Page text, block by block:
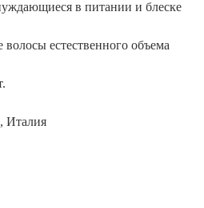
в питании и блеске
естественного объема
Италия